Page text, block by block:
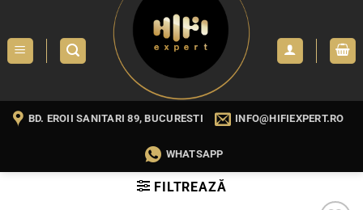
content
BD. EROII SANITARI 89, BUCURESTI INFO@HIFIEXPERT.RO
WHATSAPP
FILTREAZĂ